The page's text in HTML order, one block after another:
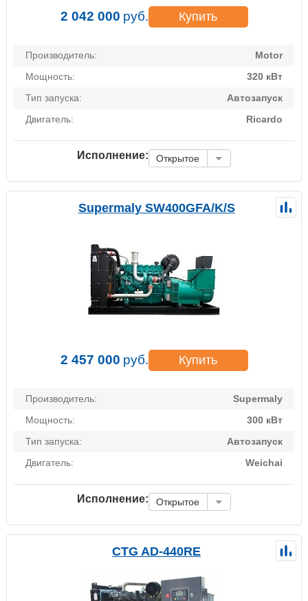
2 042 000 руб. Купить
Производитель:
Motor
Мощность:
320 кВт
Тип запуска:
Автозапуск
Двигатель:
Ricardo
Исполнение: Открытое
Supermaly SW400GFA/K/S
2 457 000 руб. Купить
Производитель:
Supermaly
Мощность:
300 кВт
Тип запуска:
Автозапуск
Двигатель:
Weichai
Исполнение: Открытое
CTG AD-440RE